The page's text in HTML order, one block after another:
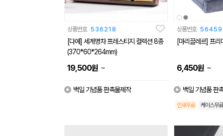
상품번호 536218
[다예] 세계명차 프레스티지 컬렉션 8종
(370*60*264mm)
19,500원 ~
백일 기념품 판촉물제작
상품번호
[마리끌레르] 프
6,450원 ~
백일 기념품 판
인쇄무료 케이스무료